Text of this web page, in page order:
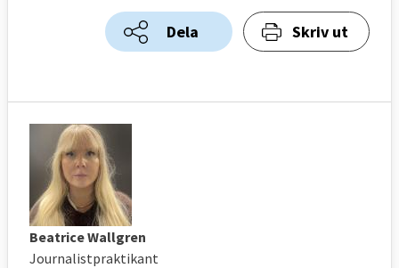
Dela Skriv ut
Beatrice Wallgren
Journalistpraktikant